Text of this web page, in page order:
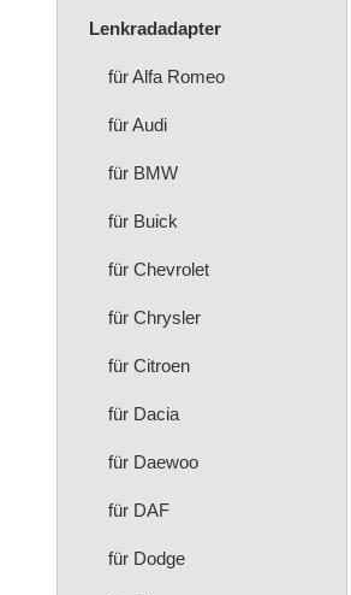
Lenkradadapter
für Alfa Romeo
für Audi
für BMW
für Buick
für Chevrolet
für Chrysler
für Citroen
für Dacia
für Daewoo
für DAF
für Dodge